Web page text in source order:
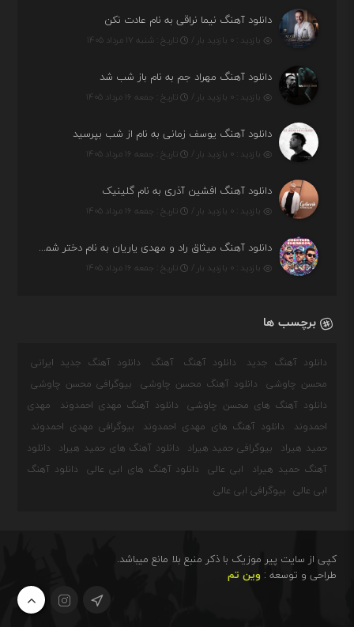
دانلود آهنگ نیما نراقی به نام عادت نکن
بازدید : ۰ بازدید بار / تاریخ : شنبه ۱۷ مرداد ۱۴۰۵
دانلود آهنگ مهراد جم به نام باز شب شد
بازدید : ۰ بازدید بار / تاریخ : جمعه ۱۶ مرداد ۱۴۰۵
دانلود آهنگ یوسف زمانی به نام از شب بپرسید
بازدید : ۰ بازدید بار / تاریخ : جمعه ۱۶ مرداد ۱۴۰۵
دانلود آهنگ افشین آذری به نام گلینیک
بازدید : ۰ بازدید بار / تاریخ : جمعه ۱۶ مرداد ۱۴۰۵
دانلود آهنگ میثاق راد و مهدی یاریان به نام دختر شمرون
بازدید : ۰ بازدید بار / تاریخ : جمعه ۱۶ مرداد ۱۴۰۵
برچسب ها
دانلود آهنگ جدید دانلود آهنگ آهنگ
دانلود آهنگ جدید ایرانی
محسن چاوشی
دانلود آهنگ محسن چاوشی
بیوگرافی محسن چاوشی
دانلود آهنگ های محسن چاوشی
دانلود آهنگ مهدی احمدوند
مهدی
احمدوند
دانلود آهنگ های مهدی احمدوند
بیوگرافی مهدی احمدوند
حمید هیراد
بیوگرافی حمید هیراد دانلود آهنگ های حمید هیراد
دانلود
آهنگ حمید هیراد
ابی عالی دانلود آهنگ های ابی عالی
دانلود آهنگ
ابی عالی
بیوگرافی ابی عالی
کپی از سایت پیر موزیک با ذکر منبع بلا مانع میباشد.
طراحی و توسعه :وین تم